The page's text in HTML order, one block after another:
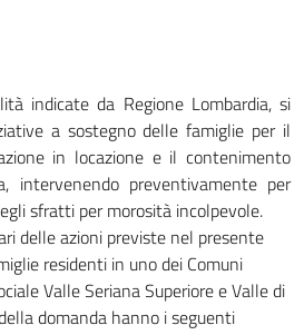
indicate da Regione Lombardia, si
a sostegno delle famiglie per il
in locazione e il contenimento
intervenendo preventivamente per
sfratti per morosità incolpevole.
delle azioni previste nel presente
residenti in uno dei Comuni
Valle Seriana Superiore e Valle di
domanda hanno i seguenti